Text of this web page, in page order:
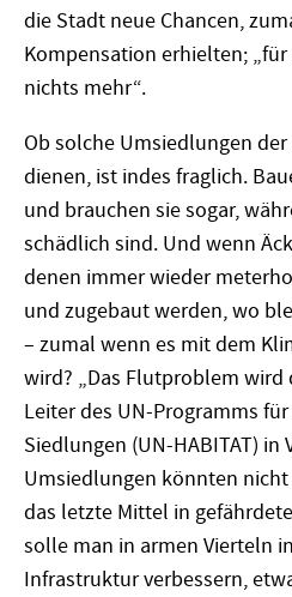
die Stadt neue Chancen,
Kompensation erhielten;
nichts mehr“.
Ob solche Umsiedlungen
dienen, ist indes fraglich.
und brauchen sie sogar,
schädlich sind. Und wenn
denen immer wieder
und zugebaut werden, wo
– zumal wenn es mit dem
wird? „Das Flutproblem wird
Leiter des UN-Programms
Siedlungen (UN-HABITAT) in
Umsiedlungen könnten
das letzte Mittel in
solle man in armen Vierteln
Infrastruktur verbessern,